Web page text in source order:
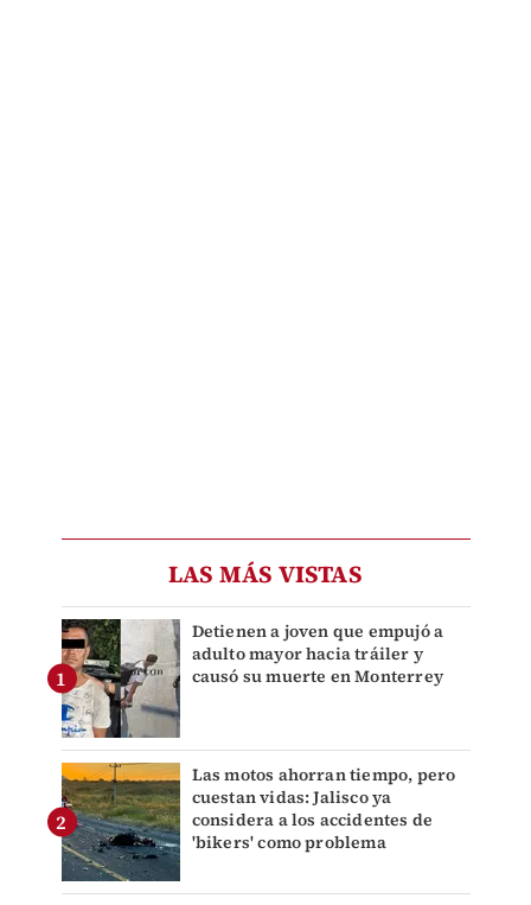
LAS MÁS VISTAS
Detienen a joven que empujó a
adulto mayor hacia tráiler y
causó su muerte en Monterrey
Las motos ahorran tiempo, pero
cuestan vidas: Jalisco ya
considera a los accidentes de
'bikers' como problema